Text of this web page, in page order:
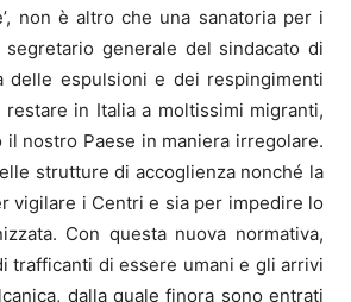
non è altro che una sanatoria per i
generale del sindacato di
delle espulsioni e dei respingimenti
in Italia a moltissimi migranti,
nostro Paese in maniera irregolare.
strutture di accoglienza nonché la
vigilare i Centri e sia per impedire lo
Con questa nuova normativa,
trafficanti di essere umani e gli arrivi
dalla quale finora sono entrati